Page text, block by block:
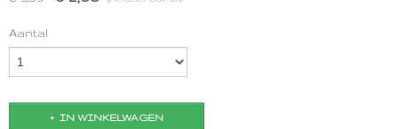
Aantal
IN WINKELWAGEN